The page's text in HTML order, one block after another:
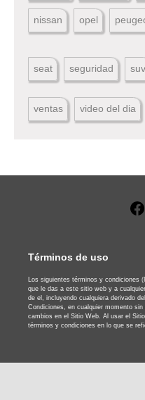
nissan opel
seat seguridad suv
ventas video del dia
Términos de uso
Los siguientes términos y condiciones
que le das a este sitio web y a
de el, incluyendo cualquiera derivado
Condiciones, en cualquier momento
cambios en el Sitio Web. Al usar el
términos y condiciones en lo que se